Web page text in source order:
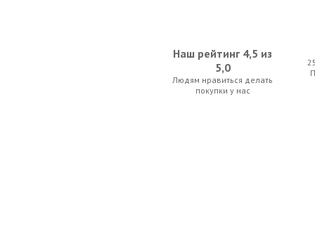
Наш рейтинг 4,5 из
5,0
Людям нравиться делать
покупки у нас